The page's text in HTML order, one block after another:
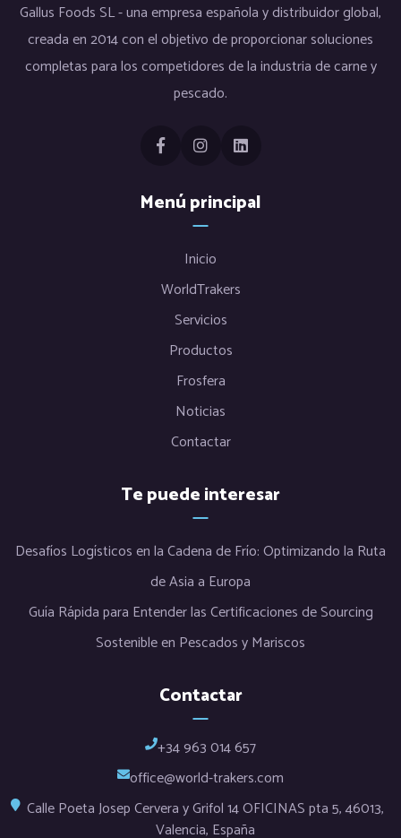
Gallus Foods SL - una empresa española y distribuidor global,
creada en 2014 con el objetivo de proporcionar soluciones
completas para los competidores de la industria de carne y
pescado.
Menú principal
Inicio
WorldTrakers
Servicios
Productos
Frosfera
Noticias
Contactar
Te puede interesar
Desafíos Logísticos en la Cadena de Frío: Optimizando la Ruta
de Asia a Europa
Guía Rápida para Entender las Certificaciones de Sourcing
Sostenible en Pescados y Mariscos
Contactar
+34 963 014 657
office@world-trakers.com
Calle Poeta Josep Cervera y Grifol 14 OFICINAS pta 5, 46013,
Valencia, España